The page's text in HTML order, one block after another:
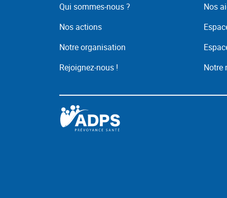
Qui sommes-nous ?
Nos actions
Notre organisation
Rejoignez-nous !
Nos
Notre